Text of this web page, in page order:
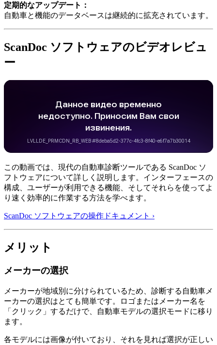
定期的なアップデート：
自動車と機能のデータベースは継続的に拡充されています。
ScanDoc ソフトウェアのビデオレビュ
ー
この動画では、現代の自動車診断ツールである ScanDoc ソ
フトウェアについて詳しく説明します。インターフェースの
構成、ユーザーが利用できる機能、そしてそれらを使ってよ
り速く効率的に作業する方法を学べます。
ScanDoc ソフトウェアの操作ドキュメント ›
メリット
メーカーの選択
メーカーが地域別に分けられているため、診断する自動車メ
ーカーの選択はとても簡単です。ロゴまたはメーカー名を
「クリック」するだけで、自動車モデルの選択モードに移り
ます。
各モデルには画像が付いており、それを見れば選択が正しい